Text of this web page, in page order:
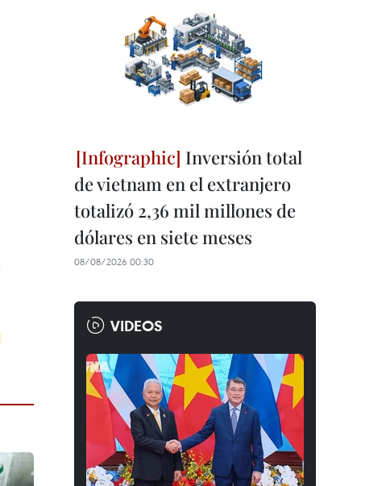
Inversión total
de vietnam en el extranjero
totalizó 2,36 mil millones de
dólares en siete meses
08/08/2026 00:30
VIDEOS